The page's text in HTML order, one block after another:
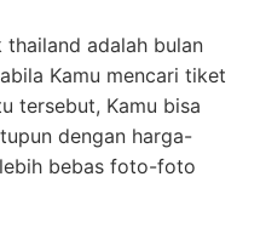
adalah bulan
Kamu mencari tiket
tersebut, Kamu bisa
dengan harga-
bebas foto-foto